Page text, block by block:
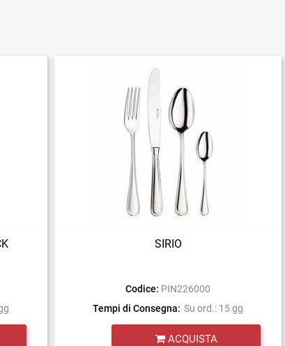
SIRIO
Codice: PIN226000
Tempi di Consegna: Su ord.: 15 gg
ACQUISTA